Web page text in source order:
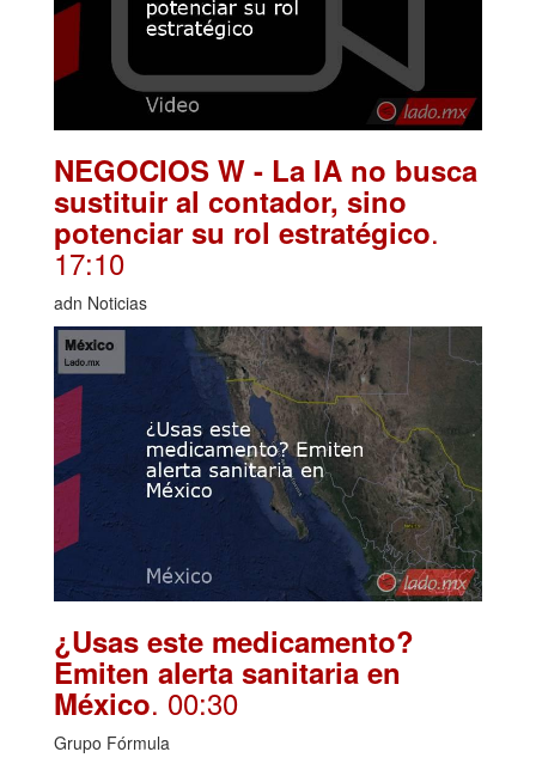
NEGOCIOS W - La IA no busca
sustituir al contador, sino
potenciar su rol estratégico.
17:10
adn Noticias
¿Usas este medicamento?
Emiten alerta sanitaria en
México. 00:30
Grupo Fórmula